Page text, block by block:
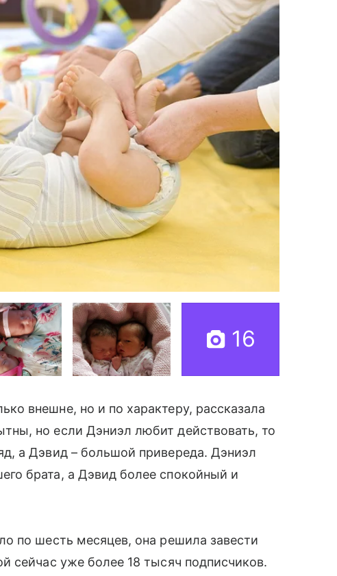
16
внешне, но и по характеру, рассказала
но если Дэниэл любит действовать, то
а Дэвид – большой привереда. Дэниэл
брата, а Дэвид более спокойный и
по шесть месяцев, она решила завести
сейчас уже более 18 тысяч подписчиков.